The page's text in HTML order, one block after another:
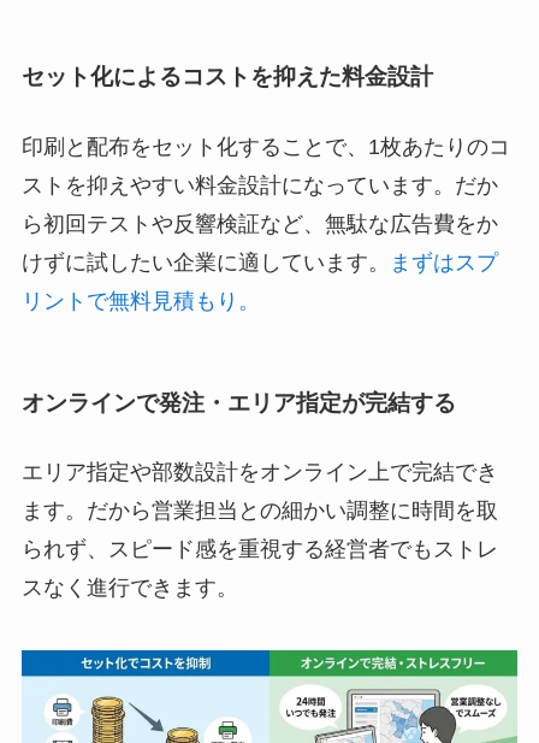
セット化によるコストを抑えた料金設計
印刷と配布をセット化することで、1枚あたりのコ
ストを抑えやすい料金設計になっています。だか
ら初回テストや反響検証など、無駄な広告費をか
けずに試したい企業に適しています。
まずはスプ
リントで無料見積もり。
オンラインで発注・エリア指定が完結する
エリア指定や部数設計をオンライン上で完結でき
ます。だから営業担当との細かい調整に時間を取
られず、スピード感を重視する経営者でもストレ
スなく進行できます。